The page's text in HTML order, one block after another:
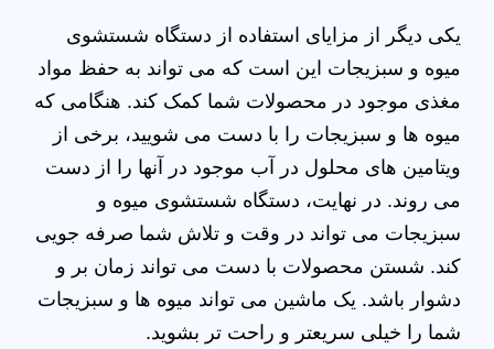
یکی دیگر از مزایای استفاده از دستگاه شستشوی
میوه و سبزیجات این است که می تواند به حفظ مواد
مغذی موجود در محصولات شما کمک کند. هنگامی که
میوه ها و سبزیجات را با دست می شویید، برخی از
ویتامین های محلول در آب موجود در آنها را از دست
می روند. در نهایت، دستگاه شستشوی میوه و
سبزیجات می تواند در وقت و تلاش شما صرفه جویی
کند. شستن محصولات با دست می تواند زمان بر و
دشوار باشد. یک ماشین می تواند میوه ها و سبزیجات
شما را خیلی سریعتر و راحت تر بشوید.